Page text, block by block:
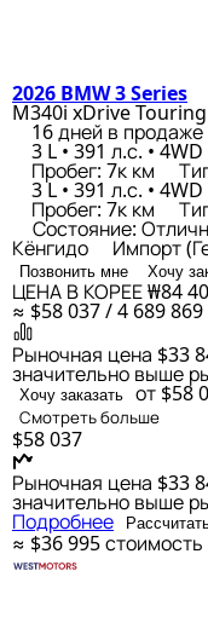
2026 BMW 3 Series
M340i xDrive
16 дней в продаже
3 L • 391 л.с. •
Пробег: 7к км
3 L • 391 л.с. •
Пробег: 7к км
Состояние:
Кёнгидо Импорт
Позвонить мне
Хочу
ЦЕНА В КОРЕЕ₩84
≈ $58 037 / 4 689 869
Рыночная цена $33
значительно выше
Хочу заказать от $58
Смотреть больше
$58 037
Рыночная цена $33
значительно выше
Подробнее
≈ $36 995